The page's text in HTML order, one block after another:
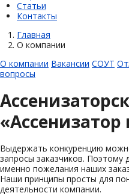
Статьи
Контакты
Главная
О компании
О компании Вакансии СОУТ
вопросы
«Ассенизатор
Выдержать конкуренцию
запросы заказчиков. Поэтому
именно пожелания наших
Наши принципы просты для
деятельности компании.